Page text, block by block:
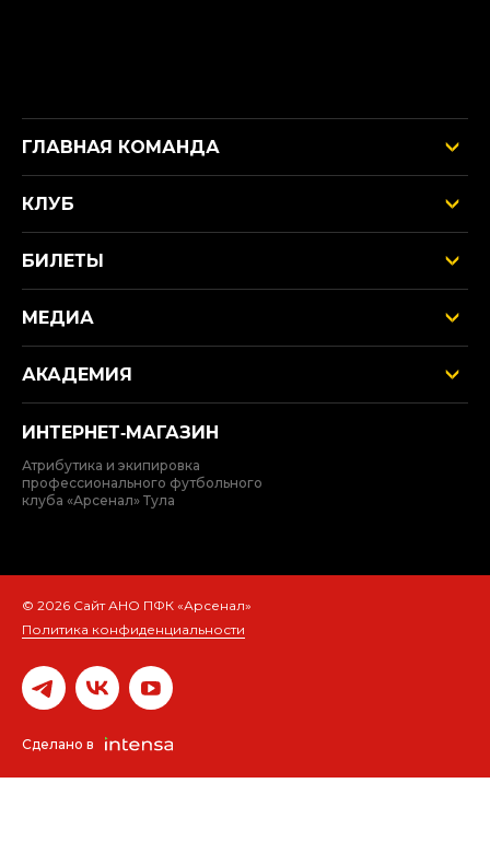
ГЛАВНАЯ КОМАНДА
КЛУБ
БИЛЕТЫ
МЕДИА
АКАДЕМИЯ
ИНТЕРНЕТ‑МАГАЗИН
Атрибутика и экипировка
профессионального футбольного
клуба «Арсенал» Тула
© 2026 Сайт АНО ПФК «Арсенал»
Политика конфиденциальности
Сделано в